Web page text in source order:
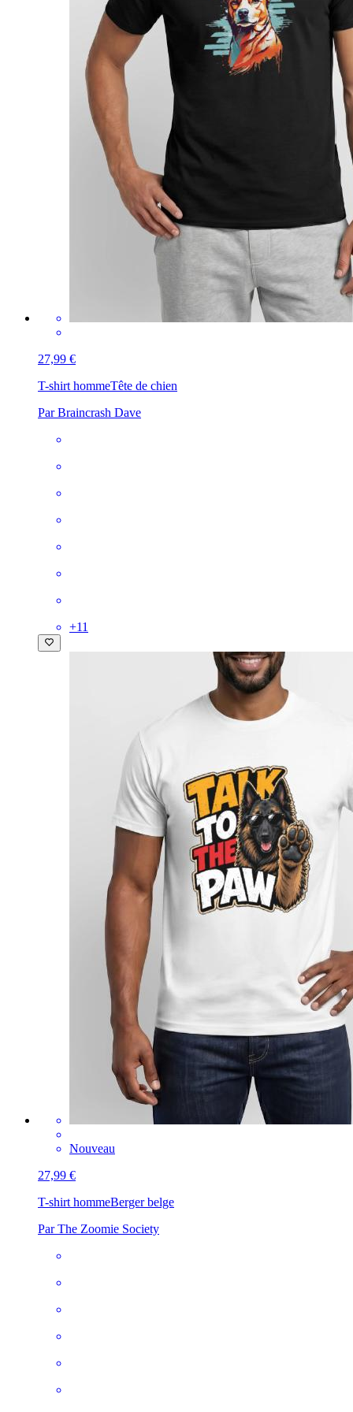
27,99 €
T-shirt hommeTête de chien
Par Braincrash Dave
+11
Nouveau
27,99 €
T-shirt hommeBerger belge
Par The Zoomie Society